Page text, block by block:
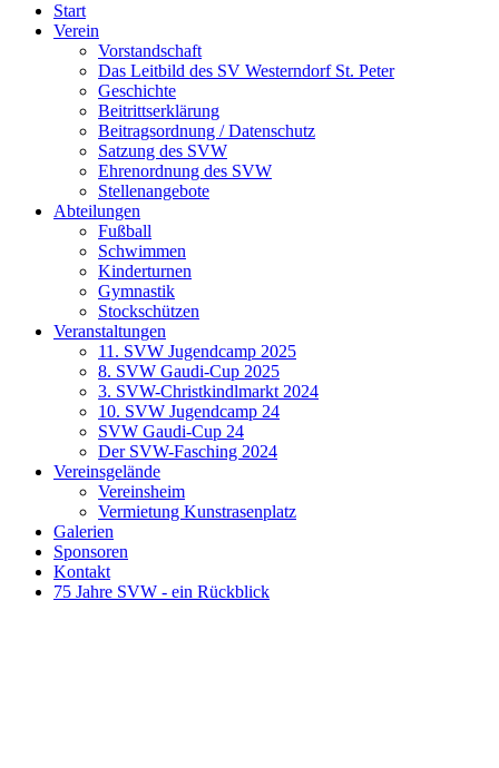
Start
Verein
Vorstandschaft
Das Leitbild des SV Westerndorf St. Peter
Geschichte
Beitrittserklärung
Beitragsordnung / Datenschutz
Satzung des SVW
Ehrenordnung des SVW
Stellenangebote
Abteilungen
Fußball
Schwimmen
Kinderturnen
Gymnastik
Stockschützen
Veranstaltungen
11. SVW Jugendcamp 2025
8. SVW Gaudi-Cup 2025
3. SVW-Christkindlmarkt 2024
10. SVW Jugendcamp 24
SVW Gaudi-Cup 24
Der SVW-Fasching 2024
Vereinsgelände
Vereinsheim
Vermietung Kunstrasenplatz
Galerien
Sponsoren
Kontakt
75 Jahre SVW - ein Rückblick